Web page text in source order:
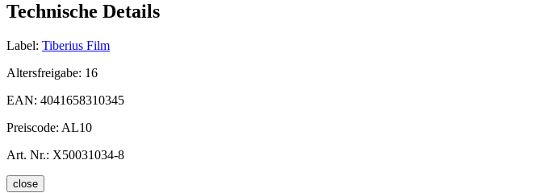
Technische Details
Label: Tiberius Film
Altersfreigabe: 16
EAN: 4041658310345
Preiscode: AL10
Art. Nr.: X50031034-8
close